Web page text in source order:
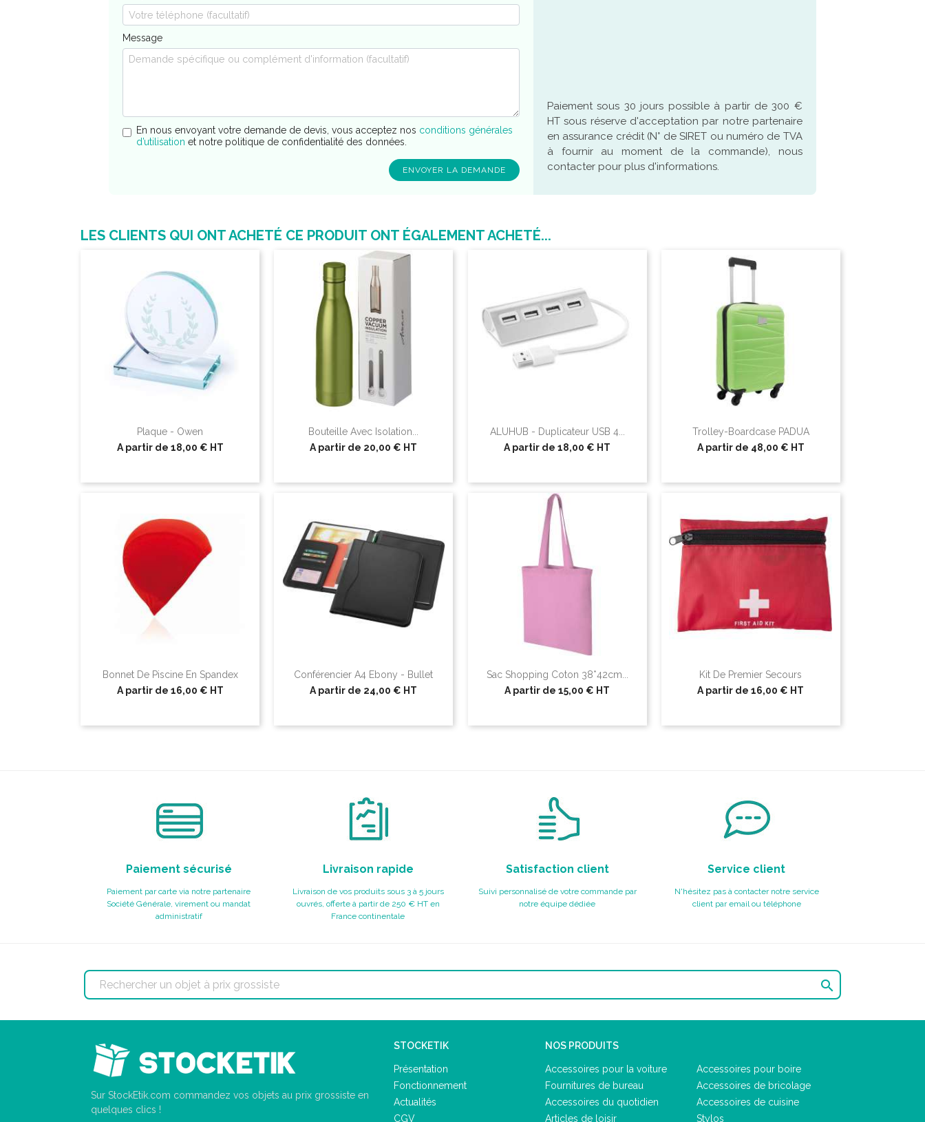
Message
En nous envoyant votre demande de devis, vous acceptez nos conditions générales
d’utilisation et notre politique de confidentialité des données.
Paiement sous 30 jours possible à partir de 300 €
HT sous réserve d'acceptation par notre partenaire
en assurance crédit (N° de SIRET ou numéro de TVA
à fournir au moment de la commande), nous
contacter pour plus d'informations.
LES CLIENTS QUI ONT ACHETÉ CE PRODUIT ONT ÉGALEMENT ACHETÉ...
Plaque - Owen
A partir de 18,00 € HT
Bouteille Avec Isolation...
A partir de 20,00 € HT
ALUHUB - Duplicateur USB 4...
A partir de 18,00 € HT
Trolley-Boardcase PADUA
A partir de 48,00 € HT
Bonnet De Piscine En Spandex
A partir de 16,00 € HT
Conférencier A4 Ebony - Bullet
A partir de 24,00 € HT
Sac Shopping Coton 38*42cm...
A partir de 15,00 € HT
Kit De Premier Secours
A partir de16,00 € HT
Paiement sécurisé
Paiement par carte via notre partenaire
Société Générale, virement ou mandat
administratif
Livraison rapide
Livraison de vos produits sous 3 à 5 jours
ouvrés, offerte à partir de 250 € HT en
France continentale
Satisfaction client
Suivi personnalisé de votre commande par
notre équipe dédiée
Service client
N'hésitez pas à contacter notre service
client par email ou téléphone

Sur StockEtik.com commandez vos objets au prix grossiste en
quelques clics !
STOCKETIK
Présentation
Fonctionnement
Actualités
CGV
NOS PRODUITS
Accessoires pour la voiture
Fournitures de bureau
Accessoires du quotidien
Articles de loisir
Accessoires pour boire
Accessoires de bricolage
Accessoires de cuisine
Stylos